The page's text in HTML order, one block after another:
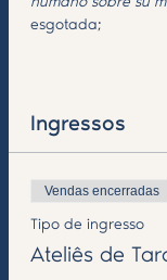
humano sobre su
esgotada;
Ingressos
Vendas encerradas
Tipo de ingresso
Ateliês de